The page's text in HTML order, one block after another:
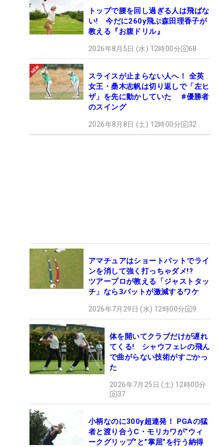
トップで腰を回し過ぎる人は飛ばな
い! 今だに260y飛ぶ森田理香子が
教える『お腹ドリル』
2026年8月5日 (水) 12時00分 68
スライスが止まらない人へ！ 全英
女王・桑木志帆は切り返しで「左ヒ
ザ」を先に動かしていた #優勝者
のスイング
2026年8月8日 (土) 12時00分 32
アマチュアはショートパットでライ
ンを消して強く打っちゃダメ!?
ツアープロが教える「ジャストタッ
チ」なら3パットが激減するワケ
2026年7月29日 (水) 12時00分 9
体を開いてクラブだけが遅れ
てくる! シャウフェレの飛ん
で曲がらない技術がすごかっ
た
2026年7月25日 (土) 12時00分
37
小柄なのに300y超連発！ PGAの猛
者と渡り合うC・モリカワが“ウィ
ークグリップ”と”掌屈”を行う納得